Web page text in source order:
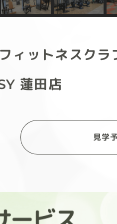
ィットネスクラ
蓮田店
見学